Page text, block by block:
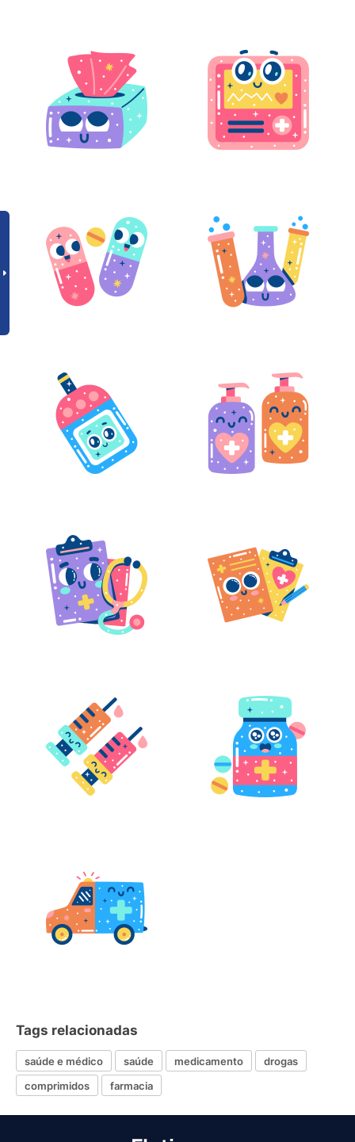
Tags relacionadas
saúde e médico saúde medicamento
drogas
comprimidos
farmacia